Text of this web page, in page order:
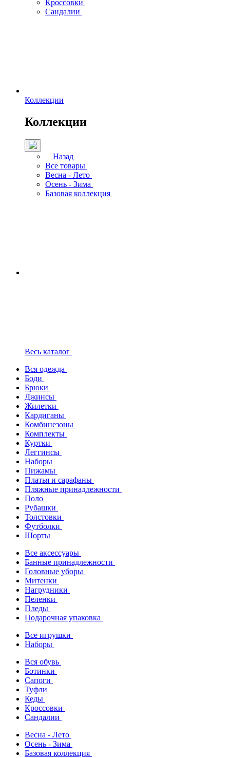
Кроссовки
Сандалии
Коллекции
Коллекции
Назад
Все товары
Весна - Лето
Осень - Зима
Базовая коллекция
Весь каталог
Вся одежда
Боди
Брюки
Джинсы
Жилетки
Кардиганы
Комбинезоны
Комплекты
Куртки
Леггинсы
Наборы
Пижамы
Платья и сарафаны
Пляжные принадлежности
Поло
Рубашки
Толстовки
Футболки
Шорты
Все аксессуары
Банные принадлежности
Головные уборы
Митенки
Нагрудники
Пеленки
Пледы
Подарочная упаковка
Все игрушки
Наборы
Вся обувь
Ботинки
Сапоги
Туфли
Кеды
Кроссовки
Сандалии
Весна - Лето
Осень - Зима
Базовая коллекция